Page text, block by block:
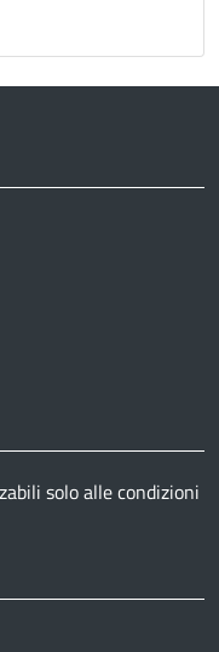
solo alle condizioni